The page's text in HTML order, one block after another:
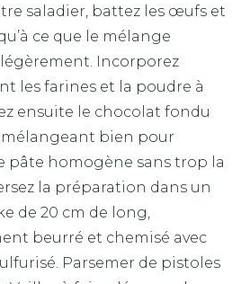
saladier, battez les œufs et
ce que le mélange
Incorporez
les farines et la poudre à
ensuite le chocolat fondu
mélangeant bien pour
pâte homogène sans trop la
la préparation dans un
de 20 cm de long,
beurré et chemisé avec
Parsemer de pistoles